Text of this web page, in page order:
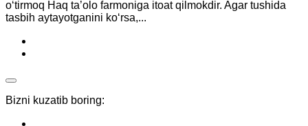
o‘tirmoq Haq ta’olo farmoniga itoat qilmokdir. Agar tushida
tasbih aytayotganini ko‘rsa,...
Bizni kuzatib boring: